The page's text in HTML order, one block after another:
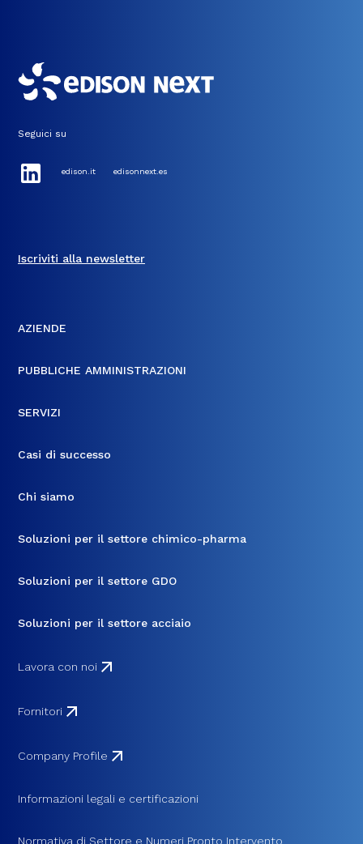
Seguici su
edison.it edisonnext.es
Iscriviti alla newsletter
AZIENDE
PUBBLICHE AMMINISTRAZIONI
SERVIZI
Casi di successo
Chi siamo
Soluzioni per il settore chimico-pharma
Soluzioni per il settore GDO
Soluzioni per il settore acciaio
Lavora con noi
Fornitori
Company Profile
Informazioni legali e certificazioni
Normativa di Settore e Numeri Pronto Intervento